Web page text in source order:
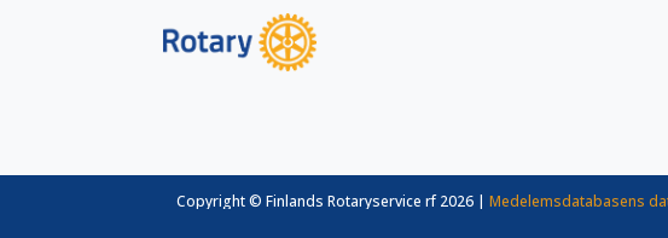
Copyright © Finlands Rotaryservice rf 2026 |Medelemsdatabasens